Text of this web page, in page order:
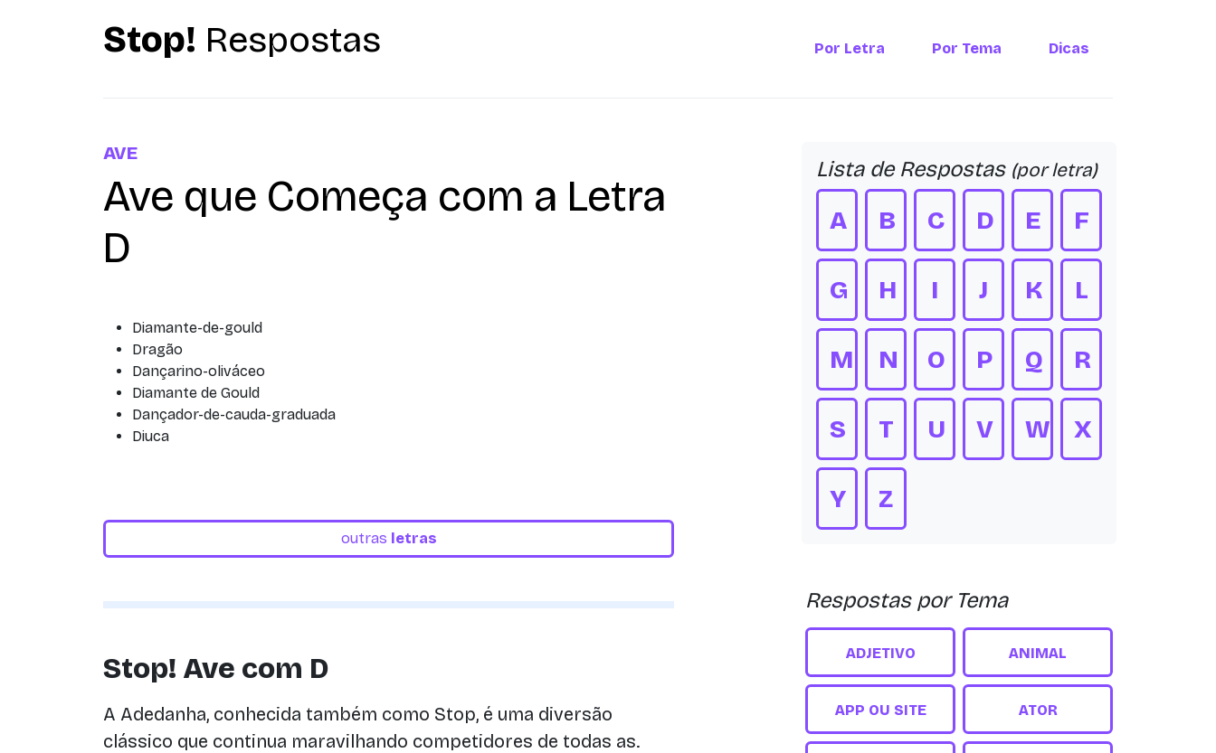
Stop! Respostas Por Letra Por Tema Dicas
AVE
Ave que Começa com a Letra
D
Diamante-de-gould
Dragão
Dançarino-oliváceo
Diamante de Gould
Dançador-de-cauda-graduada
Diuca
outras letras
Stop! Ave com D
A Adedanha, conhecida também como Stop, é uma diversão
clássico que continua maravilhando competidores de todas as.
Lista de Respostas (por letra)
A B C D E F
G H I J K L
M N O P Q R
S T U V W X
Y Z
Respostas por Tema
ADJETIVO ANIMAL
APP OU SITE ATOR